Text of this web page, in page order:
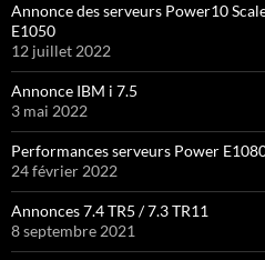
Annonce des serveurs Power10
E1050
12 juillet 2022
Annonce IBM i 7.5
3 mai 2022
Performances serveurs Power
24 février 2022
Annonces 7.4 TR5 / 7.3 TR11
8 septembre 2021